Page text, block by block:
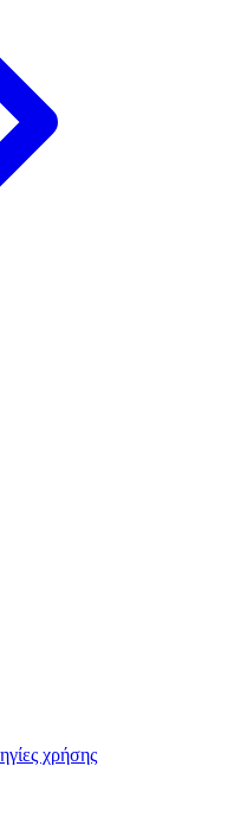
χρήσης